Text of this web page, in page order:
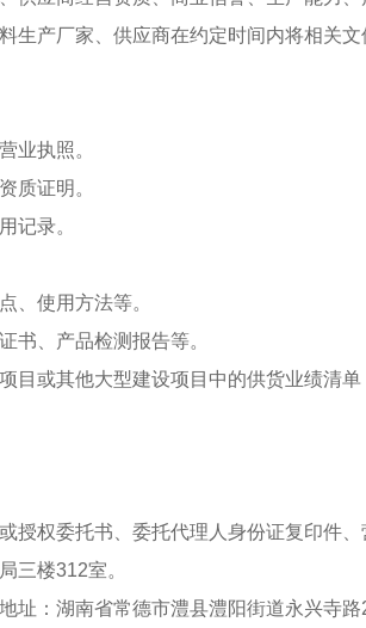
生产厂家、供应商在约定时间内将相关
业执照。
质证明。
记录。
、使用方法等。
书、产品检测报告等。
目或其他大型建设项目中的供货业绩清
授权委托书、委托代理人身份证复印件
三楼312室。
址：湖南省常德市澧县澧阳街道永兴寺路